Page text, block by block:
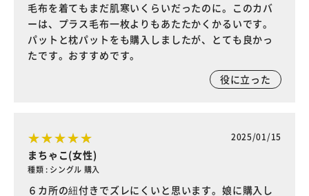
毛布を着てもまだ肌寒いくらいだったのに。このカバ
ーは、プラス毛布一枚よりもあたたかくかるいです。
パットと枕パットをも購入しましたが、とても良かっ
たです。おすすめです。
役に立った
2025/01/15
まちゃこ(女性)
種類 : シングル 購入
６カ所の紐付きでズレにくいと思います。娘に購入し